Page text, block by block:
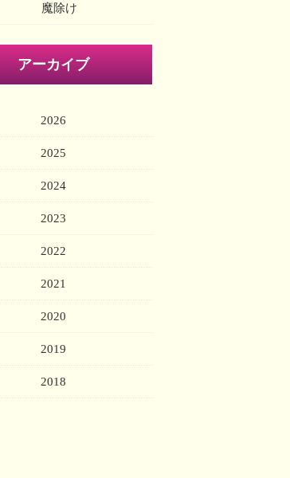
魔除け
アーカイブ
2026
2025
2024
2023
2022
2021
2020
2019
2018